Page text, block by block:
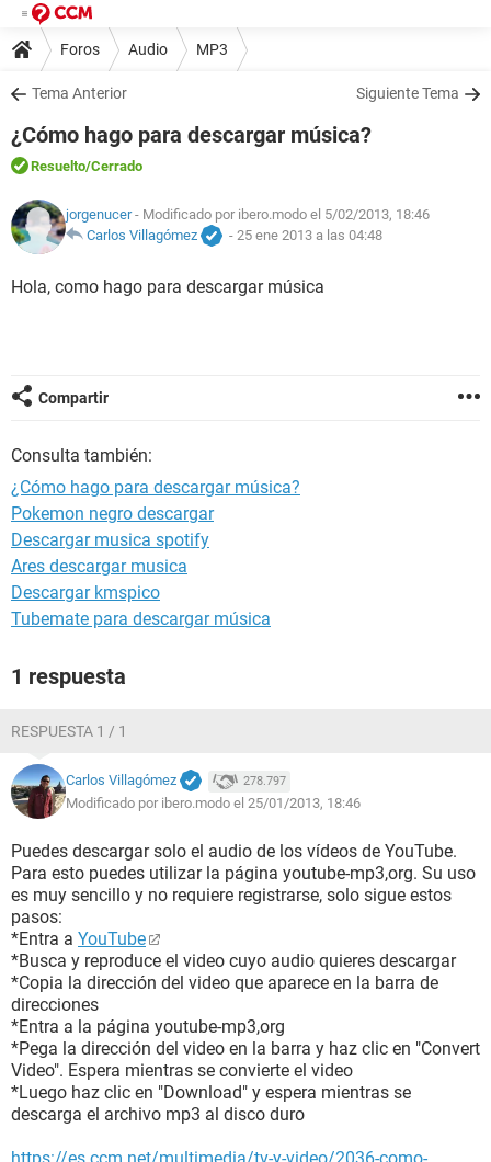
Foros Audio MP3
Tema Anterior Siguiente Tema
¿Cómo hago para descargar música?
Resuelto/Cerrado
jorgenucer- Modificado por ibero.modo el 5/02/2013, 18:46
Carlos Villagómez
- 25 ene 2013 a las 04:48
Hola, como hago para descargar música
Compartir
Consulta también:
¿Cómo hago para descargar música?
Pokemon negro descargar
Descargar musica spotify
Ares descargar musica
Descargar kmspico
Tubemate para descargar música
1 respuesta
RESPUESTA 1 / 1
Carlos Villagómez 278.797
Modificado por ibero.modo el 25/01/2013, 18:46
Puedes descargar solo el audio de los vídeos de YouTube.
Para esto puedes utilizar la página youtube-mp3,org. Su uso
es muy sencillo y no requiere registrarse, solo sigue estos
pasos:
*Entra a YouTube
*Busca y reproduce el video cuyo audio quieres descargar
*Copia la dirección del video que aparece en la barra de
direcciones
*Entra a la página youtube-mp3,org
*Pega la dirección del video en la barra y haz clic en "Convert
Video". Espera mientras se convierte el video
*Luego haz clic en "Download" y espera mientras se
descarga el archivo mp3 al disco duro